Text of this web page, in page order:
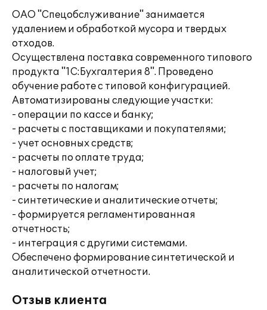
ОАО "Спецобслуживание" занимается
удалением и обработкой мусора и твердых
отходов.
Осуществлена поставка современного типового
продукта "1С:Бухгалтерия 8". Проведено
обучение работе с типовой конфигурацией.
Автоматизированы следующие участки:
- операции по кассе и банку;
- расчеты с поставщиками и покупателями;
- учет основных средств;
- расчеты по оплате труда;
- налоговый учет;
- расчеты по налогам;
- синтетические и аналитические отчеты;
- формируется регламентированная
отчетность;
- интеграция с другими системами.
Обеспечено формирование синтетической и
аналитической отчетности.
Отзыв клиента